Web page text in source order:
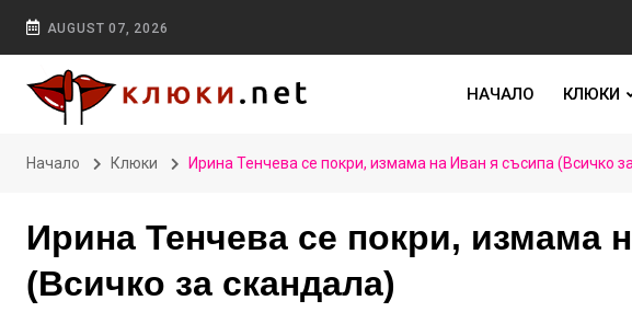
AUGUST 07, 2026
НАЧАЛО КЛЮКИ
Начало Клюки Ирина Тенчева се покри, измама на Иван я съсипа (Всичко
Ирина Тенчева се покри, измама
(Всичко за скандала)